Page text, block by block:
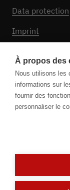
Data protection
Imprint
Suivez-
À propos des
Nous utilisons les
informations sur
fournir des
personnaliser le